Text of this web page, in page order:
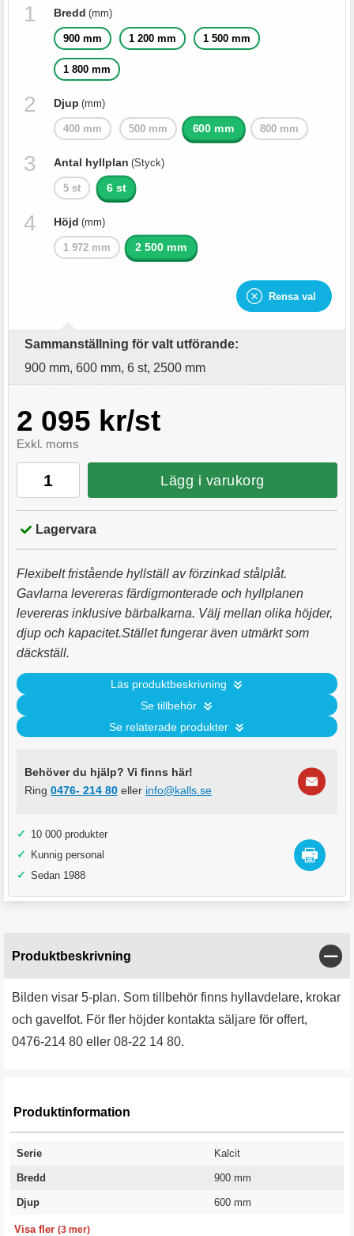
Bredd (mm)
900 mm 1 200 mm 1 500 mm
1 800 mm
Djup (mm)
400 mm 500 mm 600 mm 800 mm
Antal hyllplan (Styck)
5 st 6 st
Höjd (mm)
1 972 mm 2 500 mm
Rensa val
Sammanställning för valt utförande:
900 mm, 600 mm, 6 st, 2500 mm
2 095 kr/st
Exkl. moms
Lägg i varukorg
Lagervara
Flexibelt fristående hyllställ av förzinkad stålplåt.
Gavlarna levereras färdigmonterade och hyllplanen
levereras inklusive bärbalkarna. Välj mellan olika höjder,
djup och kapacitet.Stället fungerar även utmärkt som
däckställ.
Läs produktbeskrivning
Se tillbehör
Se relaterade produkter
Behöver du hjälp? Vi finns här!
Ring 0476- 214 80 eller info@kalls.se
✓ 10 000 produkter
✓ Kunnig personal
✓ Sedan 1988
Produktbeskrivning
Bilden visar 5-plan. Som tillbehör finns hyllavdelare, krokar
och gavelfot. För fler höjder kontakta säljare för offert,
0476-214 80 eller 08-22 14 80.
Produktinformation
Serie Kalcit
Bredd 900 mm
Djup
600 mm
Visa fler (3 mer)